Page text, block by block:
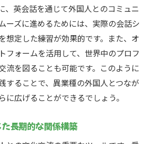
、英会話を通じて外国人とのコミュニ
ーズに進めるためには、実際の会話シ
想定した練習が効果的です。また、オ
フォームを活用して、世界中のプロフ
流を図ることも可能です。このように
することで、異業種の外国人とつなが
に広げることができるでしょう。
長期的な関係構築